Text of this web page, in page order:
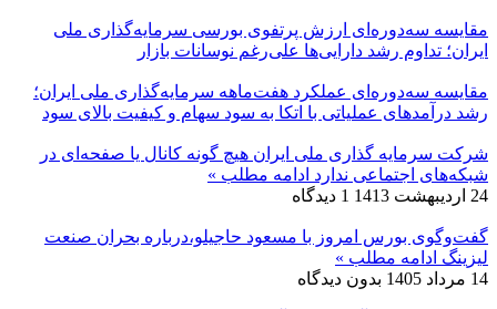
مقایسه سه‌دوره‌ای ارزش پرتفوی بورسی سرمایه‌گذاری ملی
ایران؛ تداوم رشد دارایی‌ها علی‌رغم نوسانات بازار
مقایسه سه‌دوره‌ای عملکرد هفت‌ماهه سرمایه‌گذاری ملی ایران؛
رشد درآمدهای عملیاتی با اتکا به سود سهام و کیفیت بالای سود
شرکت سرمایه گذاری ملی ایران هیچ گونه کانال یا صفحه‌ای در
شبکه‌های اجتماعی ندارد ادامه مطلب »
24 اردیبهشت 1413
1 دیدگاه
گفت‌وگوی بورس امروز با مسعود حاجیلو،درباره بحران صنعت
لیزینگ ادامه مطلب »
14 مرداد 1405
بدون دیدگاه